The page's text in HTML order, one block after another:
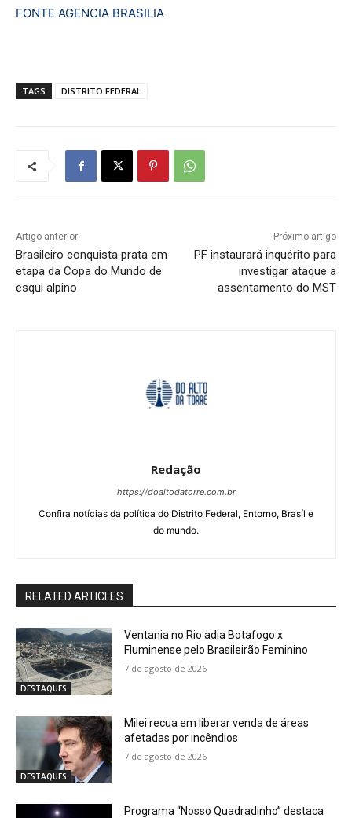
FONTE AGENCIA BRASILIA
TAGS DISTRITO FEDERAL
Artigo anterior
Brasileiro conquista prata em
etapa da Copa do Mundo de
esqui alpino
Próximo artigo
PF instaurará inquérito para
investigar ataque a
assentamento do MST
Redação
https://doaltodatorre.com.br
Confira notícias da política do Distrito Federal, Entorno, Brasíl e
do mundo.
RELATED ARTICLES
DESTAQUES
Ventania no Rio adia Botafogo x
Fluminense pelo Brasileirão Feminino
7 de agosto de 2026
DESTAQUES
Milei recua em liberar venda de áreas
afetadas por incêndios
7 de agosto de 2026
Programa “Nosso Quadradinho” destaca